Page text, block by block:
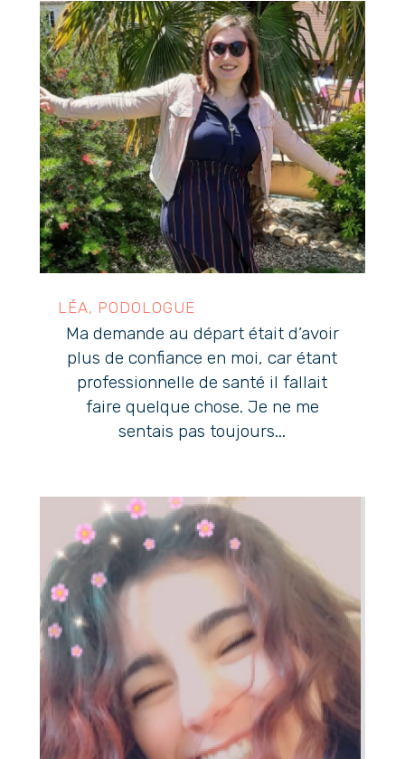
LÉA, PODOLOGUE
Ma demande au départ était d’avoir
plus de confiance en moi, car étant
professionnelle de santé il fallait
faire quelque chose. Je ne me
sentais pas toujours...